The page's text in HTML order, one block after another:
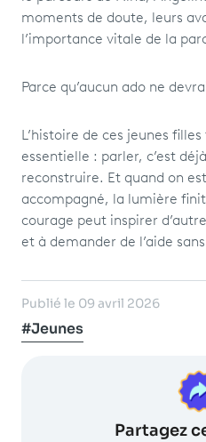
moments de doute, leurs
l’importance vitale de la
Parce qu’aucun ado ne
L’histoire de ces jeunes
essentielle : parler, c’est
reconstruire. Et quand on
accompagné, la lumière
courage peut inspirer
et à demander de l’aide
Publié le 09 avril 2026
#Jeunes
Partagez